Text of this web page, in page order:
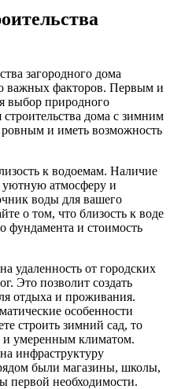
загородного дома
важных факторов. Первым и
выбор природного
дома с зимним
и иметь возможность
к водоемам. Наличие
уютную атмосферу и
воды для вашего
о том, что близость к воде
фундамента и стоимость
удаленность от городских
Это позволит создать
отдыха и проживания.
особенности
строить зимний сад, то
и умеренным климатом.
инфраструктуру
были магазины, школы,
первой необходимости.